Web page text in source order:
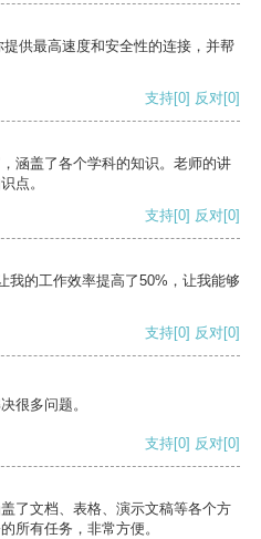
供最高速度和安全性的连接，并帮
支持[0] 反对[0]
涵盖了各个学科的知识。老师的讲
点。
支持[0] 反对[0]
我的工作效率提高了50%，让我能够
支持[0] 反对[0]
很多问题。
支持[0] 反对[0]
了文档、表格、演示文稿等各个方
所有任务，非常方便。